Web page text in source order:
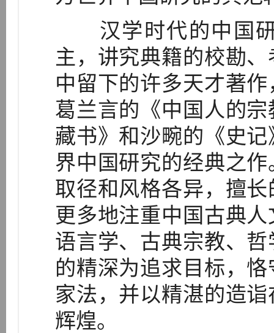
汉学时代的中国研
主，讲究典籍的校勘
中留下的许多天才著
葛兰言的《中国人的
藏书》和沙畹的《史
界中国研究的经典之
取径和风格各异，擅
更多地注重中国古典
语言学、古典宗教、
的精深为追求目标，
家法，并以精湛的造
辉煌。